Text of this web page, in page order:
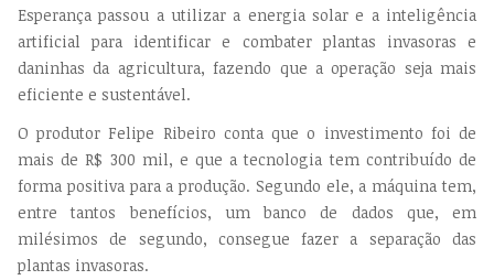
Esperança passou a utilizar a energia solar e a inteligência
artificial para identificar e combater plantas invasoras e
daninhas da agricultura, fazendo que a operação seja mais
eficiente e sustentável.
O produtor Felipe Ribeiro conta que o investimento foi de
mais de R$ 300 mil, e que a tecnologia tem contribuído de
forma positiva para a produção. Segundo ele, a máquina tem,
entre tantos benefícios, um banco de dados que, em
milésimos de segundo, consegue fazer a separação das
plantas invasoras.